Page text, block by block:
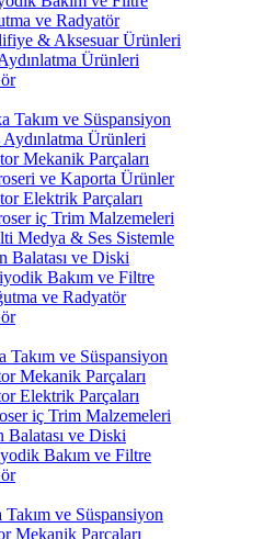
ve Radyatör
& Aksesuar Ürünleri
Ürünleri
Takım ve Süspansiyon
Aydınlatma Ürünleri
Mekanik Parçaları
ve Kaporta Ürünler
Elektrik Parçaları
iç Trim Malzemeleri
Medya & Ses Sistemle
Balatası ve Diski
Bakım ve Filtre
ve Radyatör
Takım ve Süspansiyon
Mekanik Parçaları
Elektrik Parçaları
iç Trim Malzemeleri
Balatası ve Diski
Bakım ve Filtre
ve Süspansiyon
Mekanik Parçaları